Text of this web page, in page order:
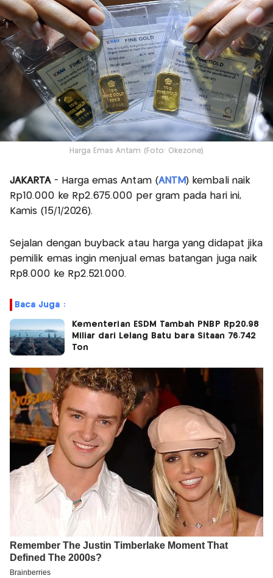
Harga Emas Antam (Foto: Okezone)
JAKARTA- Harga emas Antam (ANTM ) kembali naik
Rp10.000 ke Rp2.675.000 per gram pada hari ini,
Kamis (15/1/2026).
Sejalan dengan buyback atau harga yang didapat jika
pemilik emas ingin menjual emas batangan juga naik
Rp8.000 ke Rp2.521.000.
Baca Juga :
Kementerian ESDM Tambah PNBP Rp20,98
Miliar dari Lelang Batu bara Sitaan 76.742
Ton